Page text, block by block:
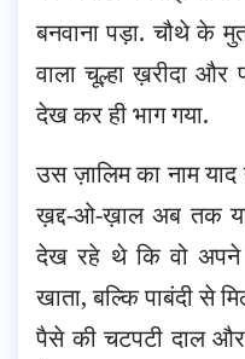
बनवाना पड़ा. चौथे के
वाला चूल्हा ख़रीदा और
देख कर ही भाग गया.
उस ज़ालिम का नाम
ख़द्द-ओ-ख़ाल अब तक
देख रहे थे कि वो अपने
खाता, बल्कि पाबंदी से
पैसे की चटपटी दाल